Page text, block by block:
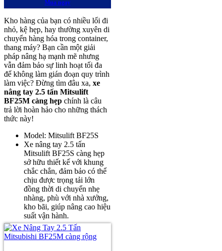
Mua ngay
Kho hàng của bạn có nhiều lối đi
nhỏ, kệ hẹp, hay thường xuyên di
chuyển hàng hóa trong container,
thang máy? Bạn cần một giải
pháp nâng hạ mạnh mẽ nhưng
vẫn đảm bảo sự linh hoạt tối đa
để không làm gián đoạn quy trình
làm việc? Đừng tìm đâu xa, xe
nâng tay 2.5 tấn Mitsulift
BF25M càng hẹp chính là câu
trả lời hoàn hảo cho những thách
thức này!
Model: Mitsulift BF25S
Xe nâng tay 2.5 tấn
Mitsulift BF25S càng hẹp
sở hữu thiết kế với khung
chắc chắn, đảm bảo có thể
chịu được trọng tải lớn
đồng thời di chuyển nhẹ
nhàng, phù với nhà xưởng,
kho bãi, giúp nâng cao hiệu
suất vận hành.